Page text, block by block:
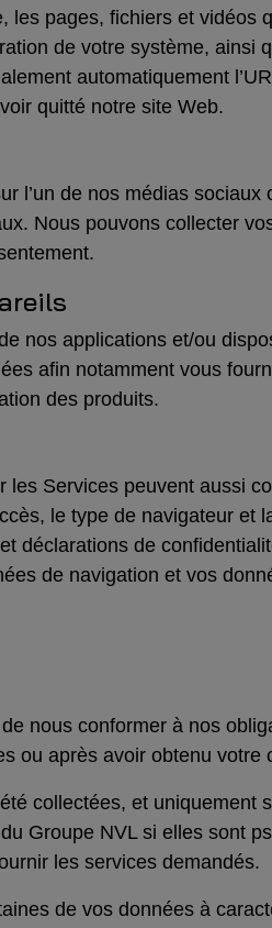
pages, fichiers et vidéos
de votre système, ainsi
automatiquement
quitté notre site Web.
l’un de nos médias
Nous pouvons collecter
nos applications et/ou
afin notamment vous
des produits.
les Services peuvent aussi
le type de navigateur et
déclarations de
de navigation et vos
nous conformer à nos
ou après avoir obtenu votre
collectées, et uniquement
Groupe NVL si elles sont
les services demandés.
de vos données à